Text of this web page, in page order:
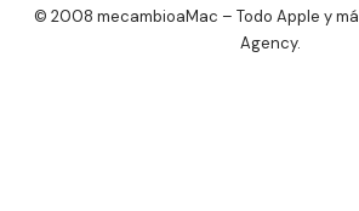
© 2008 mecambioaMac – Todo Apple y
Agency.